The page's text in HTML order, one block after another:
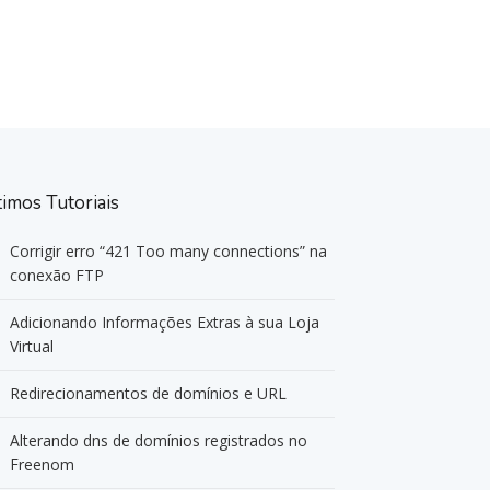
Tutoriais
Corrigir erro “421 Too many connections” na
conexão FTP
Adicionando Informações Extras à sua Loja
Virtual
Redirecionamentos de domínios e URL
Alterando dns de domínios registrados no
Freenom